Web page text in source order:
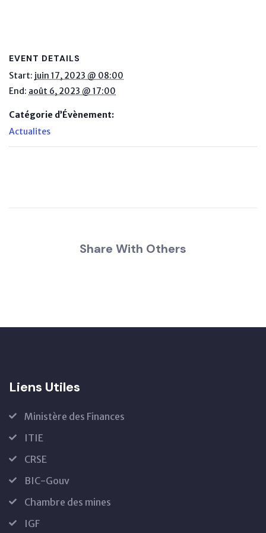
EVENT DETAILS
Start: juin 17, 2023 @ 08:00
End: août 6, 2023 @ 17:00
Catégorie d’Évènement:
Actualites
Share With Others
Liens Utiles
Ministère des Finances
ITIE
CRSE
BIC-Gouv
Chambre des mines
IGF